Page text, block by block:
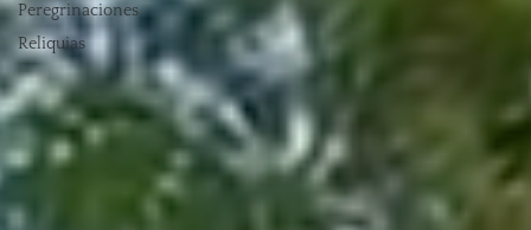
Peregrinaciones
Reliquias